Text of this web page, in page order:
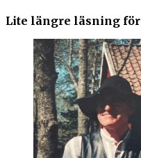
Lite längre läsning